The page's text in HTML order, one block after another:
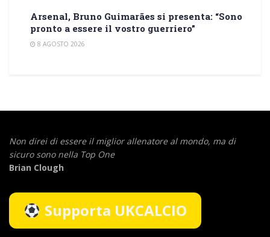
Arsenal, Bruno Guimarães si presenta: “Sono
pronto a essere il vostro guerriero”
8 AGOSTO 2026
Non direi di essere il miglior allenatore al mondo, ma di
sicuro sono nella Top One
Brian Clough
Supporta UKCALCIO